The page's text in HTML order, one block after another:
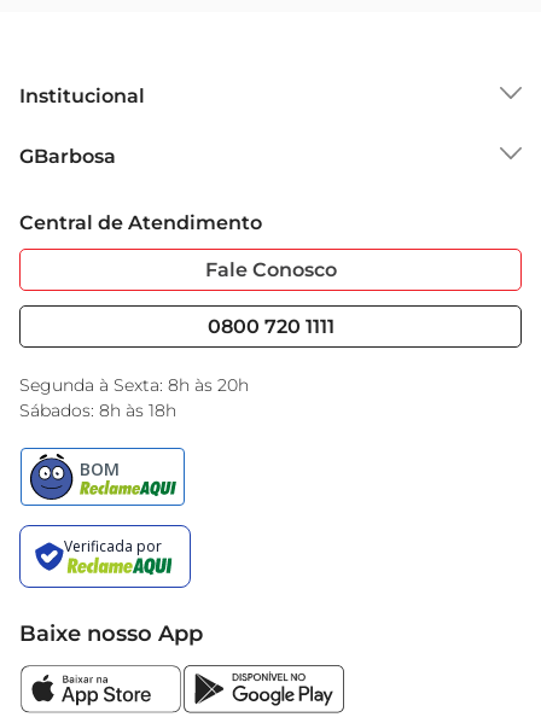
Institucional
Grupo Cencosud
Sobre Privacidade
Portal do Fornecedo
Nossas Lojas
GBarbosa
Garantia Estendida
Serviços
Black Friday
Encarte do Dia
Central de Atendimento
Fale Conosco
0800 720 1111
Segunda à Sexta: 8h às 20h
Sábados: 8h às 18h
Baixe nosso App